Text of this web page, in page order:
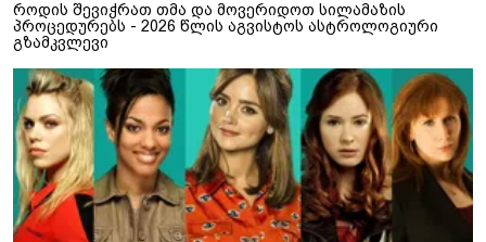
როდის შევიჭრათ თმა და მოვერიდოთ სილამაზის
პროცედურებს - 2026 წლის აგვისტოს ასტროლოგიური
გზამკვლევი